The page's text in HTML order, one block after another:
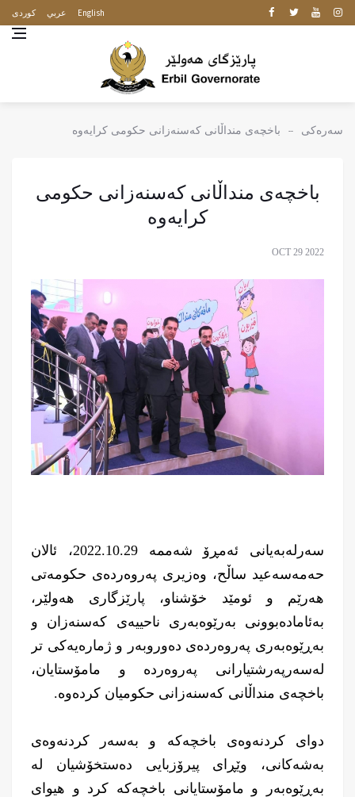
كوردى عربي English
سەرەکی باخچەی منداڵانی کەسنەزانى حکومی کرایەوە
باخچەی منداڵانی کەسنەزانى حکومی
کرایەوە
OCT 29 2022
سەرلەبەیانى ئەمڕۆ شەممە 2022.10.29، ئالان
حەمەسەعید ساڵح، وەزیری پەروەردەی حکومەتی
هەرێم و ئومێد خۆشناو، پارێزگارى هەولێر،
بەئامادەبوونى بەرێوەبەرى ناحییەى کەسنەزان و
بەڕێوەبەرى پەروەردەى دەوروبەر و ژمارەیەکى تر
لەسەرپەرشتیارانى پەروەردە و مامۆستایان،
باخچەی منداڵانی کەسنەزانى حکومیان کردەوە.
دواى کردنەوەى باخچەکە و بەسەر کردنەوەى
بەشەکانى، وێڕاى پیرۆزبایی دەستخۆشیان لە
بەڕێوەبەر و مامۆستایانى باخچەکە کرد و هیواى